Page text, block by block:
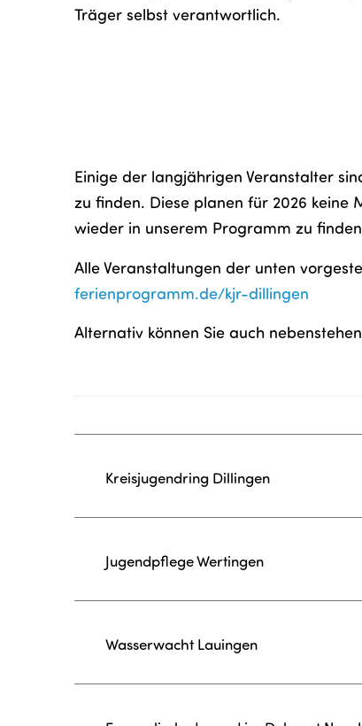
Träger selbst verantwortlich.
Einige der langjährigen Veranstalter
zu finden. Diese planen für 2026 keine
wieder in unserem Programm zu
Alle Veranstaltungen der unten
ferienprogramm.de/kjr-dillingen
Alternativ können Sie auch
Kreisjugendring Dillingen
Jugendpflege Wertingen
Wasserwacht Lauingen